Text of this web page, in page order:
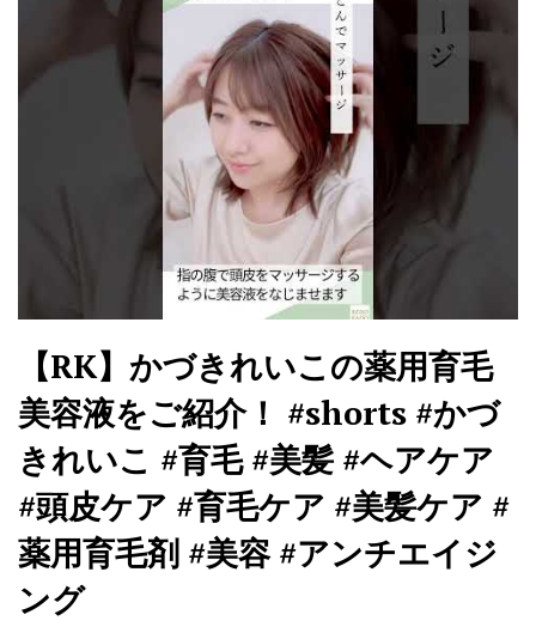
【RK】かづきれいこの薬用育毛
美容液をご紹介！ #shorts #かづ
きれいこ #育毛 #美髪 #ヘアケア
#頭皮ケア #育毛ケア #美髪ケア #
薬用育毛剤 #美容 #アンチエイジ
ング